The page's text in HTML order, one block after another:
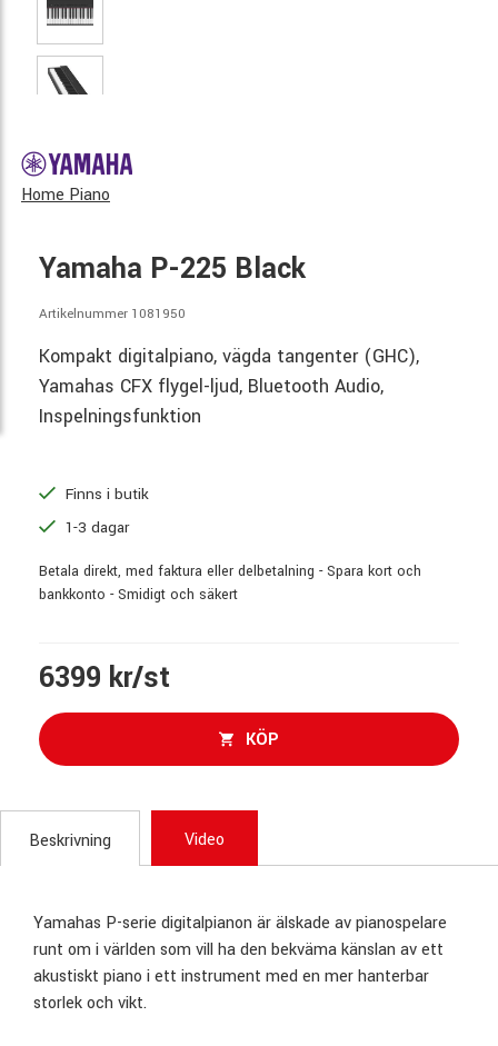
Home Piano
Yamaha P-225 Black
Artikelnummer 1081950
Kompakt digitalpiano, vägda tangenter (GHC),
Yamahas CFX flygel-ljud, Bluetooth Audio,
Inspelningsfunktion
Finns i butik
1-3 dagar
Betala direkt, med faktura eller delbetalning - Spara kort och
bankkonto - Smidigt och säkert
6399 kr/st
KÖP
Beskrivning Video
Yamahas P-serie digitalpianon är älskade av pianospelare
runt om i världen som vill ha den bekväma känslan av ett
akustiskt piano i ett instrument med en mer hanterbar
storlek och vikt.